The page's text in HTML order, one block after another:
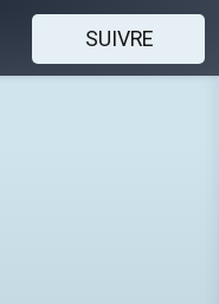
SUIVRE